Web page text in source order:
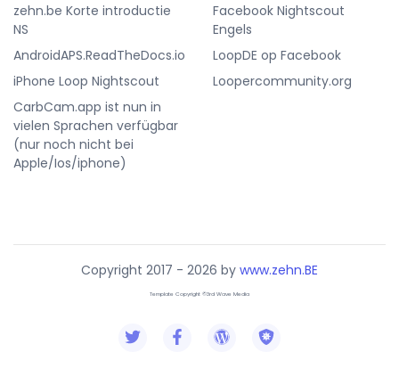
zehn.be Korte introductie
NS
AndroidAPS.ReadTheDocs.io
iPhone Loop Nightscout
CarbCam.app ist nun in
vielen Sprachen verfügbar
(nur noch nicht bei
Apple/Ios/iphone)
Facebook Nightscout
Engels
LoopDE op Facebook
Loopercommunity.org
Copyright 2017 - 2026 by www.zehn.BE
Template Copyright ©3rd Wave Media